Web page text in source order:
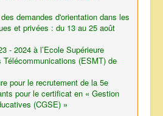
demandes d'orientation dans les
et privées : du 13 au 25 août
- 2024 à l’Ecole Supérieure
Télécommunications (ESMT) de
pour le recrutement de la 5e
pour le certificat en « Gestion
(CGSE) »